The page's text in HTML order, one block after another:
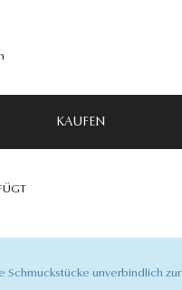
KAUFEN
Schmuckstücke unverbindlich zur